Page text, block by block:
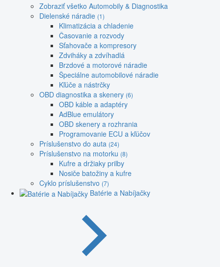
Zobraziť všetko Automobily & Diagnostika
Dielenské náradie (1)
Klimatizácia a chladenie
Časovanie a rozvody
Sťahovače a kompresory
Zdviháky a zdvíhadlá
Brzdové a motorové náradie
Špeciálne automobilové náradie
Kľúče a nástrčky
OBD diagnostika a skenery (6)
OBD káble a adaptéry
AdBlue emulátory
OBD skenery a rozhrania
Programovanie ECU a kľúčov
Príslušenstvo do auta (24)
Príslušenstvo na motorku (8)
Kufre a držiaky prilby
Nosiče batožiny a kufre
Cyklo príslušenstvo (7)
Batérie a Nabíjačky